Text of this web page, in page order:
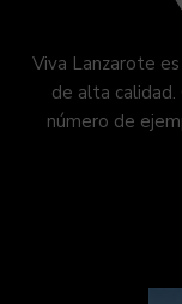
Viva Lanzarote
de alta
número de